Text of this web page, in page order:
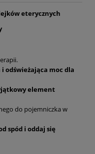
eterycznych
odświeżająca moc dla
element
do pojemniczka w
spód i oddaj się